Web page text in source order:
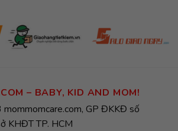
– BABY, KID AND MOM!
GP ĐKKĐ số
KHĐT TP. HCM